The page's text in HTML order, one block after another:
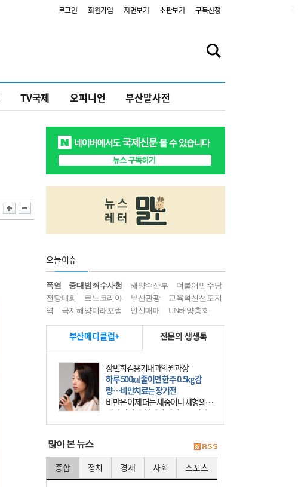
로그인 회원가입 지면보기 초판보기 구독신청
TV국제 오피니언 부산말사전
오늘이슈
폭염 중대범죄수사청 해양수산부
더불어민주당
전당대회
르노코리아 부산관광
교육혁신선도지
역
극지해양미래포럼 인신매매 UN해양총회
부산메디클럽+ 전문의 생생톡
장민희김용기내과의원과장
하루 500㎉ 줄이면 한주 0.5㎏ 감
량…비만치료는 장기전
비만은 이제 더는 체중이나 체형의 문
제가 아니다. 하나의 질병으로 인지
하고 치료와 관리를 해야 한다. 세계
많이 본 뉴스
종합 정치 경제 사회 스포츠